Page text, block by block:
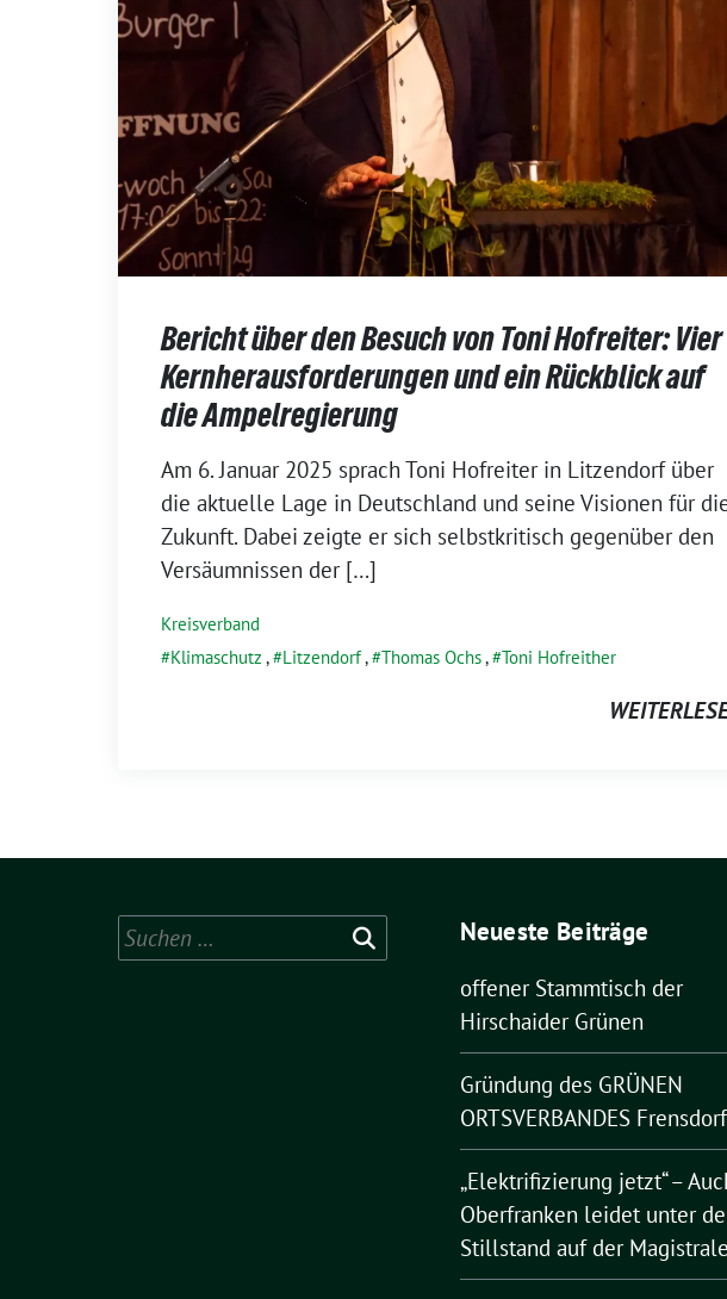
Bericht über den Besuch von Toni Hofreiter: Vier
Kernherausforderungen und ein Rückblick auf
die Ampelregierung
17.
Januar
2025
Am 6. Januar 2025 sprach Toni Hofreiter in Litzendorf über
die aktuelle Lage in Deutschland und seine Visionen für
Zukunft. Dabei zeigte er sich selbstkritisch gegenüber den
Versäumnissen der […]
Kreisverband
Klimaschutz , Litzendorf, Thomas Ochs, Toni Hofreither
Suchen
nach:
Neueste Beiträge
offener Stammtisch der
Hirschaider Grünen
Gründung des GRÜNEN
ORTSVERBANDES Frensdorf
„Elektrifizierung jetzt“ –
Oberfranken leidet unter
Stillstand auf der Magistrale